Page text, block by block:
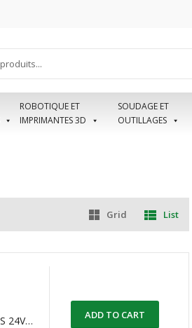
ROBOTIQUE ET
IMPRIMANTES 3D
SOUDAGE ET
OUTILLAGES
Grid List
42BLDC65A240 MOTEUR DC BRUSCHLESS 24VDC 31W 3000RPM MotionKing ADD TO CART